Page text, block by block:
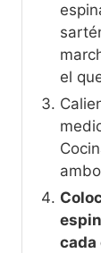
el
cada